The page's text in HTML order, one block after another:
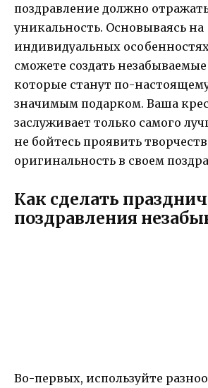
поздравление должно
уникальность. Основываясь на
индивидуальных
сможете создать
которые станут по-
значимым подарком. Ваша
заслуживает только самого
не бойтесь проявить
оригинальность в своем
Как сделать
поздравления
Во-первых, используйте